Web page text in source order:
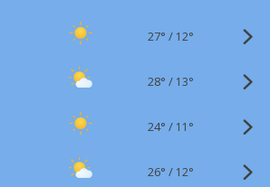
27° / 12°
28° / 13°
24° / 11°
26° / 12°